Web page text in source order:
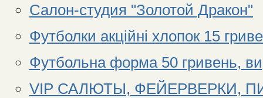
Салон-студия "Золотой Дракон"
Футболки акційні хлопок 15
Футбольна форма 50 гривень,
VIP САЛЮТЫ, ФЕЙЕРВЕРКИ,